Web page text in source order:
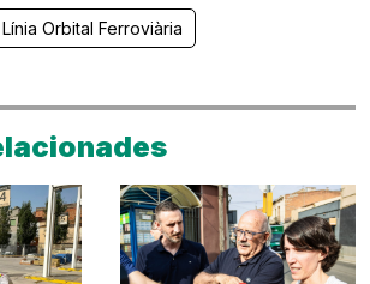
Línia Orbital Ferroviària